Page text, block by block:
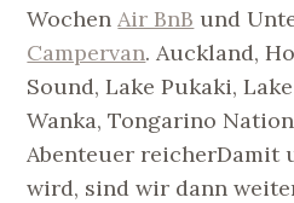
Wochen Air BnB und
Campervan. Auckland,
Sound, Lake Pukaki,
Wanka, Tongarino
Abenteuer reicherDamit
wird, sind wir dann